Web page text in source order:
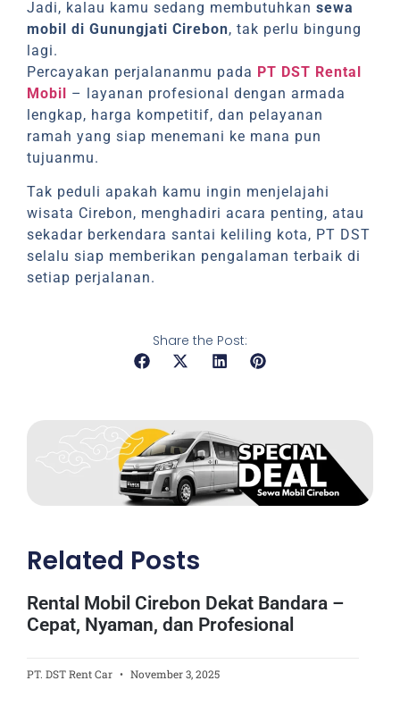
Jadi, kalau kamu sedang membutuhkansewa
mobil di Gunungjati Cirebon, tak perlu bingung
lagi.
Percayakan perjalananmu pada PT DST Rental
Mobil – layanan profesional dengan armada
lengkap, harga kompetitif, dan pelayanan
ramah yang siap menemani ke mana pun
tujuanmu.
Tak peduli apakah kamu ingin menjelajahi
wisata Cirebon, menghadiri acara penting, atau
sekadar berkendara santai keliling kota, PT DST
selalu siap memberikan pengalaman terbaik di
setiap perjalanan.
Share the Post:
Related Posts
Rental Mobil Cirebon Dekat Bandara –
Cepat, Nyaman, dan Profesional
PT. DST Rent Car November 3, 2025